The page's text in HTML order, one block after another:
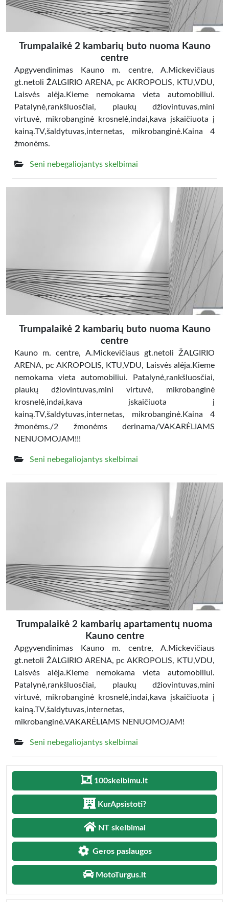
Trumpalaikė 2 kambarių buto nuoma Kauno
centre
Apgyvendinimas Kauno m. centre, A.Mickevičiaus
gt.netoli ŽALGIRIO ARENA, pc AKROPOLIS, KTU,VDU,
Laisvės alėja.Kieme nemokama vieta automobiliui.
Patalynė,rankšluosčiai, plaukų džiovintuvas,mini
virtuvė, mikrobanginė krosnelė,indai,kava įskaičiuota į
kainą.TV,šaldytuvas,internetas, mikrobanginė.Kaina 4
žmonėms.
Seni nebegaliojantys skelbimai
Trumpalaikė 2 kambarių buto nuoma Kauno
centre
Kauno m. centre, A.Mickevičiaus gt.netoli ŽALGIRIO
ARENA, pc AKROPOLIS, KTU,VDU, Laisvės alėja.Kieme
nemokama vieta automobiliui. Patalynė,rankšluosčiai,
plaukų džiovintuvas,mini virtuvė, mikrobanginė
krosnelė,indai,kava įskaičiuota į
kainą.TV,šaldytuvas,internetas, mikrobanginė.Kaina 4
žmonėms./2 žmonėms derinama/VAKARĖLIAMS
NENUOMOJAM!!!
Seni nebegaliojantys skelbimai
Trumpalaikė 2 kambarių apartamentų nuoma
Kauno centre
Apgyvendinimas Kauno m. centre, A.Mickevičiaus
gt.netoli ŽALGIRIO ARENA, pc AKROPOLIS, KTU,VDU,
Laisvės alėja.Kieme nemokama vieta automobiliui.
Patalynė,rankšluosčiai, plaukų džiovintuvas,mini
virtuvė, mikrobanginė krosnelė,indai,kava įskaičiuota į
kainą.TV,šaldytuvas,internetas,
mikrobanginė.VAKARĖLIAMS NENUOMOJAM!
Seni nebegaliojantys skelbimai
100skelbimu.lt
KurApsistoti?
NT skelbimai
Geros paslaugos
MotoTurgus.lt